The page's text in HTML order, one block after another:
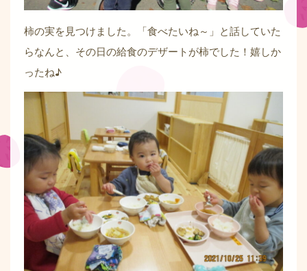
柿の実を見つけました。「食べたいね～」と話していた
らなんと、その日の給食のデザートが柿でした！嬉しか
ったね♪